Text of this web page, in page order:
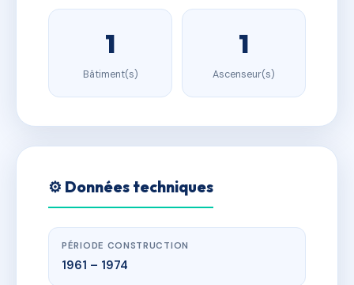
1
Bâtiment(s)
1
Ascenseur(s)
⚙️ Données techniques
PÉRIODE CONSTRUCTION
1961 – 1974